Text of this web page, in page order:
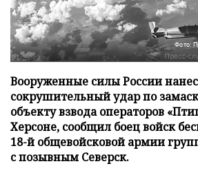
Фото:
Вооруженные силы России
сокрушительный удар по
объекту взвода операторов
Херсоне, сообщил боец войск
18-й общевойсковой армии
с позывным Северск.